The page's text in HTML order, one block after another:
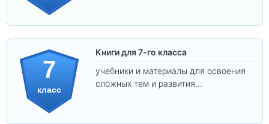
7
класс
Книги для 7-го класса
учебники и материалы для освоения
сложных тем и развития